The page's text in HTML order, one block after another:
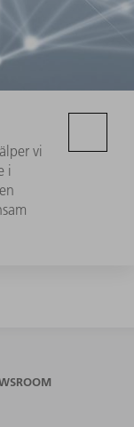
vi
i